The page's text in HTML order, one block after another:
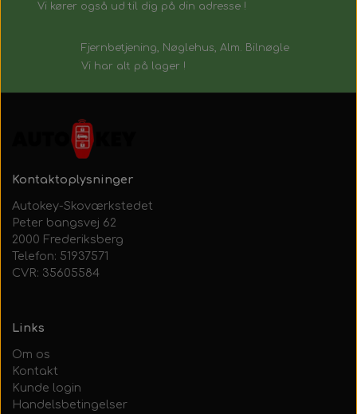
Vi kører også ud til dig på din adresse !
Fjernbetjening, Nøglehus, Alm. Bilnøgle
Vi har alt på lager !
Kontaktoplysninger
Autokey-Skoværkstedet
Peter bangsvej 62
2000 Frederiksberg
Telefon: 51937571
CVR: 35605584
Links
Om os
Kontakt
Kunde login
Handelsbetingelser